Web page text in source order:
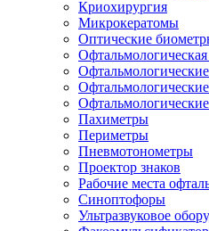
Криохирургия
Микрокератомы
Оптические
Пахиметры
Периметры
Пневмотонометры
Проектор знаков
Рабочие места
Синоптофоры
Ультразвуковое